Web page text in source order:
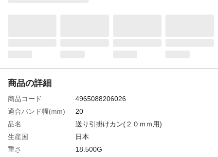
商品の詳細
商品コード
4965088206026
適合バンド幅(mm)
20
品名
送り引掛けカン(２０ｍｍ用)
生産国
日本
重さ
18.500G